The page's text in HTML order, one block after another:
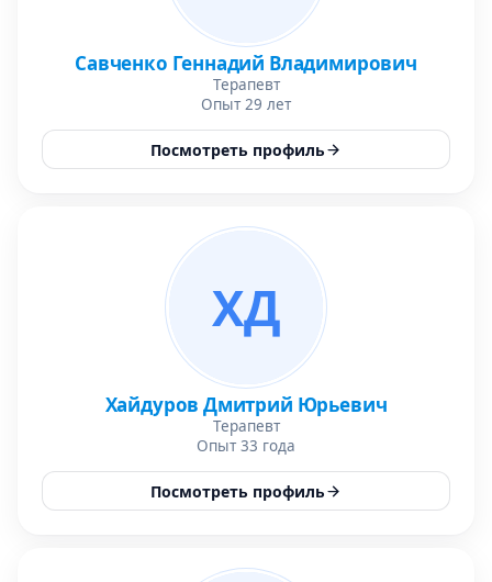
Савченко Геннадий Владимирович
Терапевт
Опыт 29 лет
Посмотреть профиль
ХД
Хайдуров Дмитрий Юрьевич
Терапевт
Опыт 33 года
Посмотреть профиль